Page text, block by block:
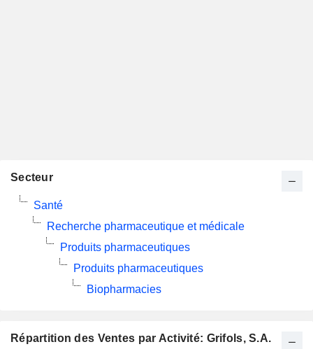
Répartition des Ventes par Activité: Grifols, S.A.
Secteur
Santé
Recherche pharmaceutique et médicale
Produits pharmaceutiques
Produits pharmaceutiques
Biopharmacies